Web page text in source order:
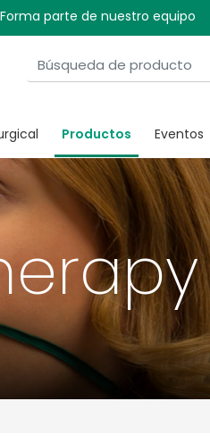
Forma parte de nuestro equipo
United States
Australia
België, Nederlands
Belgique, Français
Canada, English
Canada, Français
China
Colombia
Denmark
Productos Eventos